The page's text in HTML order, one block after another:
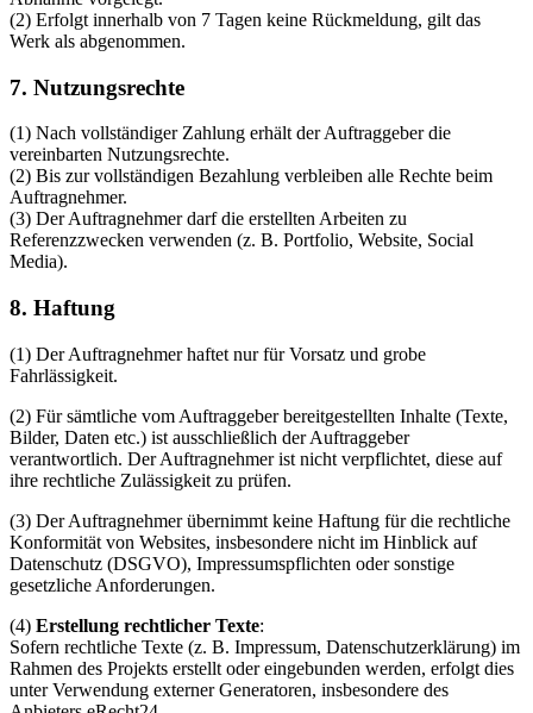
(2) Erfolgt innerhalb von 7 Tagen keine Rückmeldung, gilt das
Werk als abgenommen.
7. Nutzungsrechte
(1) Nach vollständiger Zahlung erhält der Auftraggeber die
vereinbarten Nutzungsrechte.
(2) Bis zur vollständigen Bezahlung verbleiben alle Rechte beim
Auftragnehmer.
(3) Der Auftragnehmer darf die erstellten Arbeiten zu
Referenzzwecken verwenden (z. B. Portfolio, Website, Social
Media).
8. Haftung
(1) Der Auftragnehmer haftet nur für Vorsatz und grobe
Fahrlässigkeit.
(2) Für sämtliche vom Auftraggeber bereitgestellten Inhalte (Texte,
Bilder, Daten etc.) ist ausschließlich der Auftraggeber
verantwortlich. Der Auftragnehmer ist nicht verpflichtet, diese auf
ihre rechtliche Zulässigkeit zu prüfen.
(3) Der Auftragnehmer übernimmt keine Haftung für die rechtliche
Konformität von Websites, insbesondere nicht im Hinblick auf
Datenschutz (DSGVO), Impressumspflichten oder sonstige
gesetzliche Anforderungen.
(4) Erstellung rechtlicher Texte:
Sofern rechtliche Texte (z. B. Impressum, Datenschutzerklärung) im
Rahmen des Projekts erstellt oder eingebunden werden, erfolgt dies
unter Verwendung externer Generatoren, insbesondere des